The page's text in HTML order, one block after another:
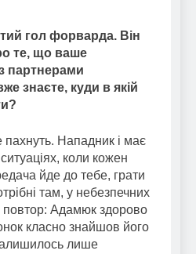
гол форварда. Він
те, що ваше
партнерами
знаєте, куди в якій
пахнуть. Нападник і має
коли кожен
йде до тебе, грати
там, у небезпечних
Адамюк здорово
класно знайшов його
лише